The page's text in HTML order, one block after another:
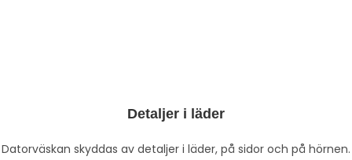
Detaljer i läder
Datorväskan skyddas av detaljer i läder, på sidor och på hörnen.